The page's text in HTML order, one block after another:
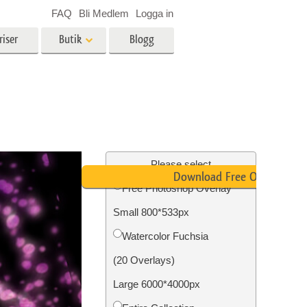
Foto restaurering
Butik Blogg
FAQ Bli Medlem Logga in
Please select
Free Photoshop Overlay
Small 800*533px
Watercolor Fuchsia
(20 Overlays)
Large 6000*4000px
Download Free Overlay